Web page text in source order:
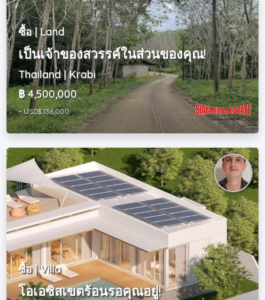
ซื้อ | Land
เป็นเจ้าของสวรรค์ในส่วนของคุณ!
Thailand | Krabi
฿ 4,500,000
~ USD$ 136,000
ซื้อ | Villa
โอเอซิสเขตร้อนรอคุณอยู่!